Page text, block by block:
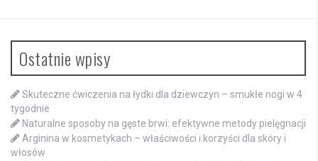
Ostatnie wpisy
Skuteczne ćwiczenia na łydki dla dziewczyn – smukłe nogi w 4
tygodnie
Naturalne sposoby na gęste brwi: efektywne metody pielęgnacji
Arginina w kosmetykach – właściwości i korzyści dla skóry i
włosów